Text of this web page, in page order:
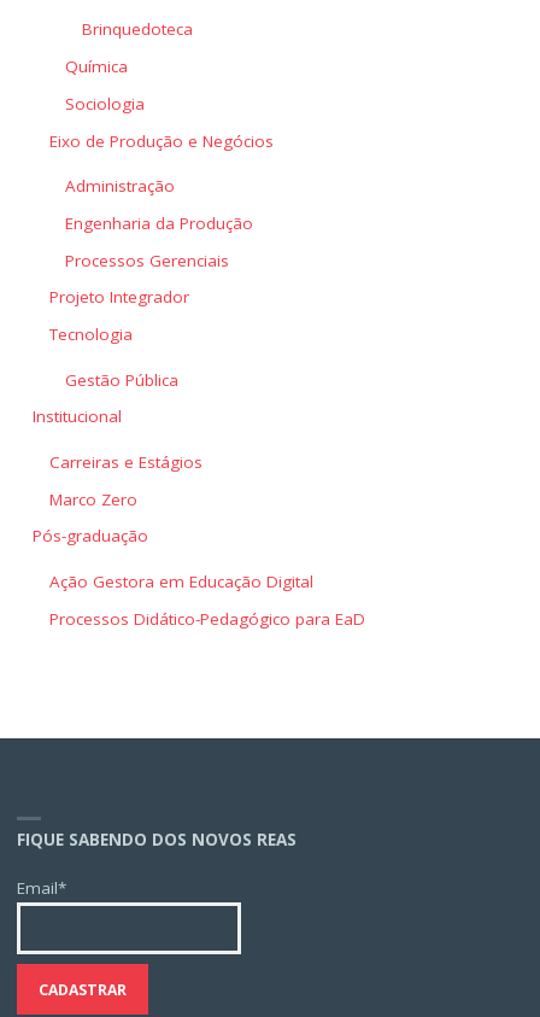
Brinquedoteca
Química
Sociologia
Eixo de Produção e Negócios
Administração
Engenharia da Produção
Processos Gerenciais
Projeto Integrador
Tecnologia
Gestão Pública
Institucional
Carreiras e Estágios
Marco Zero
Pós-graduação
Ação Gestora em Educação Digital
Processos Didático-Pedagógico para EaD
FIQUE SABENDO DOS NOVOS REAS
Email*